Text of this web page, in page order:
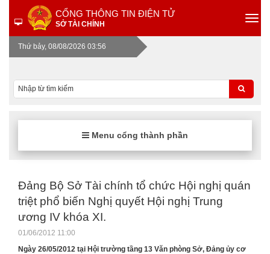
CỔNG THÔNG TIN ĐIỆN TỬ
SỞ TÀI CHÍNH
Thứ bảy, 08/08/2026 03:56
Menu cổng thành phần
Đảng Bộ Sở Tài chính tổ chức Hội nghị quán
triệt phổ biến Nghị quyết Hội nghị Trung
ương IV khóa XI.
01/06/2012 11:00
Ngày 26/05/2012 tại Hội trường tầng 13 Văn phòng Sở, Đảng ủy cơ